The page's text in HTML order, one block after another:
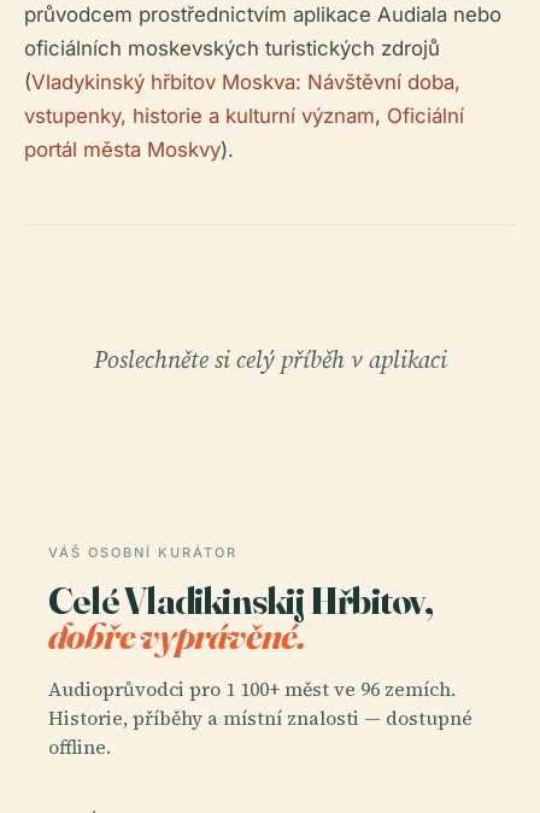
průvodcem prostřednictvím aplikace Audiala nebo
oficiálních moskevských turistických zdrojů
(Vladykinský hřbitov Moskva: Návštěvní doba,
vstupenky, historie a kulturní význam, Oficiální
portál města Moskvy).
Poslechněte si celý příběh v aplikaci
VÁŠ OSOBNÍ KURÁTOR
Celé Vladikinskij Hřbitov,
dobře vyprávěné.
Audioprůvodci pro 1 100+ měst ve 96 zemích.
Historie, příběhy a místní znalosti — dostupné
offline.